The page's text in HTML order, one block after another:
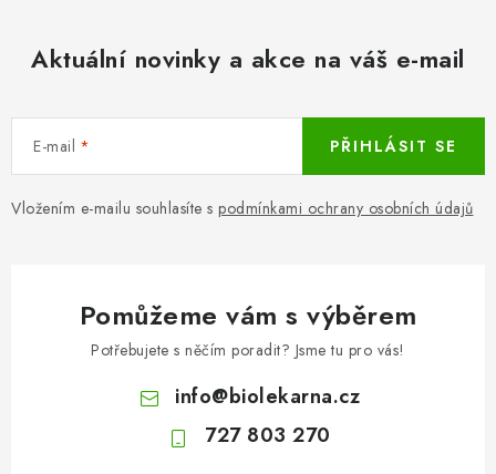
Aktuální novinky a akce na váš e-mail
E-mail
Vložením e-mailu souhlasíte s podmínkami ochrany osobních údajů
PŘIHLÁSIT SE
Pomůžeme vám s výběrem
Potřebujete s něčím poradit? Jsme tu pro vás!
info@biolekarna.cz
727 803 270